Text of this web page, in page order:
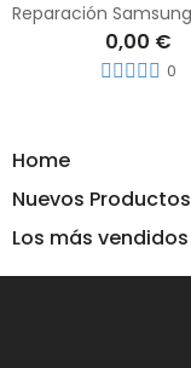
Home
Nuevos Productos
Los más vendidos
0,00 €
0